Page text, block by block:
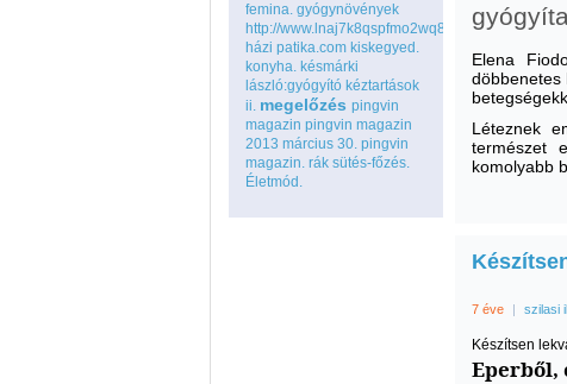
femina. gyógynövények
http://www.lnaj7k8qspfmo2wq8go.com
házi patika.com kiskegyed.
konyha. késmárki
lászló:gyógyító kéztartások
ii. megelőzés pingvin
magazin pingvin magazin
2013 március 30. pingvin
magazin. rák sütés-főzés.
Életmód.
Elena
döbbenetes
Léteznek
természet
komolyabb
7 éve | szilasi
Készítsen
Eperből,